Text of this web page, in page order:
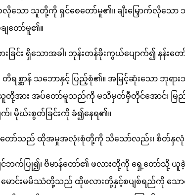
ာ သူတို့ကို ရှင်စေတော်မူ၏။ ချီးမြှောက်လိုသော သူ
ျတော်မူ၏။
းခြင်း ရှိသောအခါ၊ ဘုန်းတန်ခိုးကွယ်ပျောက်၍ နန်းတ
စ္ဆာန် သဘောနှင့် ပြည့်စုံ၏။ အမြင့်ဆုံးသော ဘုရ
အား အပ်တော်မူသည်ကို မသိမှတ်မှီတိုင်အောင်၊ မြည်း
၊ မိုဃ်းစွတ်ခြင်းကို ခံ၍နေရ၏။
တော်သည် ထိုအမှုအလုံးစုံတို့ကို သိသော်လည်း၊ စိတ်နှလုံး
က်ပြု၍၊ ဗိမာန်တော်၏ ဖလားတို့ကို ရှေ့တော်သို့ ယူ
၊ မောင်းမမိဿံတို့သည် ထိုဖလားတို့နှင့်စပျစ်ရည်ကို သေ